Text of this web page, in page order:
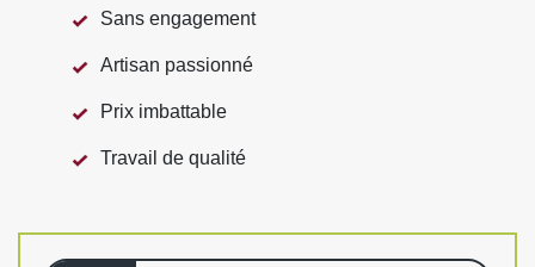
Sans engagement
Artisan passionné
Prix imbattable
Travail de qualité